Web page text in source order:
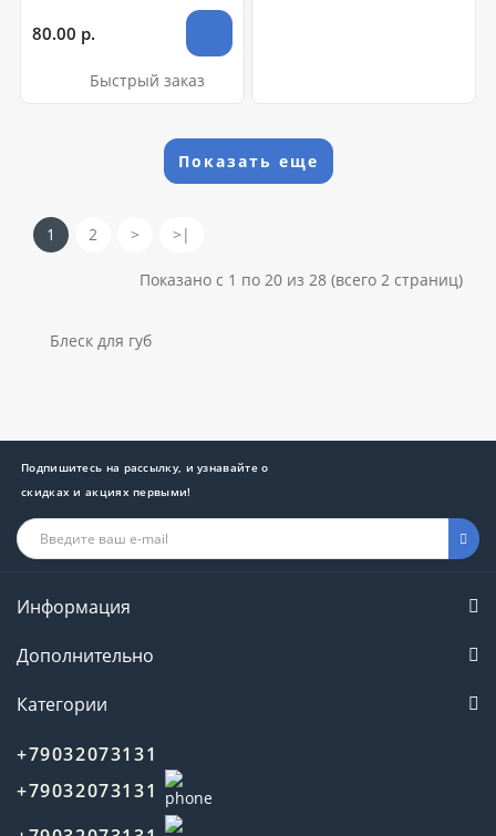
80.00 р.
Быстрый заказ
Показать еще
1 2 > >|
Показано с 1 по 20 из 28 (всего 2 страниц)
Блеск для губ
Подпишитесь на рассылку, и узнавайте о
скидках и акциях первыми!
Информация
Дополнительно
Категории
+79032073131
+79032073131